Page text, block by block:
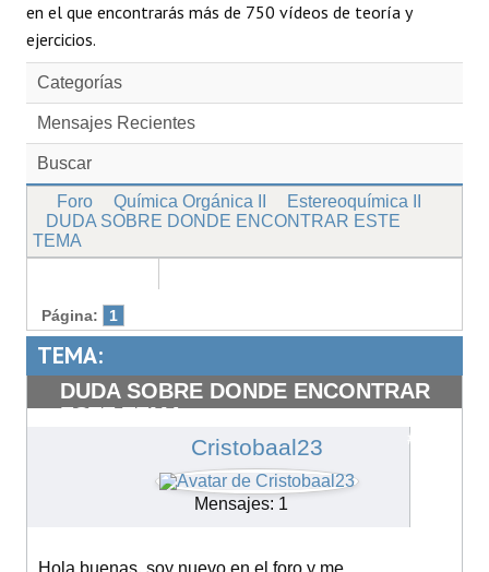
en el que encontrarás más de 750 vídeos de teoría y
ejercicios.
Categorías
Mensajes Recientes
Buscar
Foro Química Orgánica II
Estereoquímica II
DUDA SOBRE DONDE ENCONTRAR ESTE
TEMA
Página: 1
TEMA:
DUDA SOBRE DONDE ENCONTRAR
ESTE TEMA
#8713
Cristobaal23
Mensajes: 1
Hola buenas, soy nuevo en el foro y me